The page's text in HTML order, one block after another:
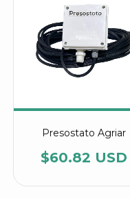
Presostato Agriar
$60.82 USD